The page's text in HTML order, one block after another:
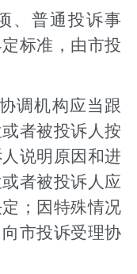
、普通投诉事
标准，由市投
调机构应当跟
者被投诉人按
说明原因和进
者被投诉人应
；因特殊情况
市投诉受理协